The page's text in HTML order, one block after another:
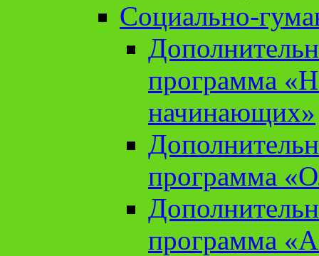
Социально-
программа
начинающих»
программа
программа